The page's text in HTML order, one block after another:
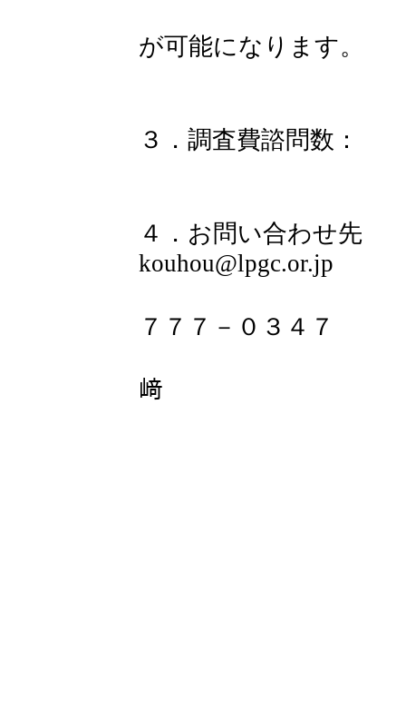
が可能になります。
３．調査費諮問数
４．お問い合わせ
kouhou@lpgc.or.jp
７７７－０３４７
﨑